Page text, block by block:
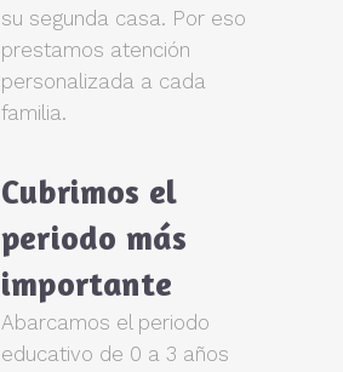
su segunda casa. Por eso
prestamos atención
personalizada a cada
familia.
Cubrimos el
periodo más
importante
Abarcamos el periodo
educativo de 0 a 3 años